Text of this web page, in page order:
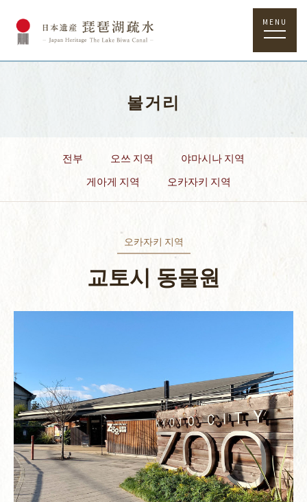
MENU
볼거리
전부 오쓰 지역
야마시나 지역
게아게 지역
오카자키 지역
오카자키 지역
교토시 동물원